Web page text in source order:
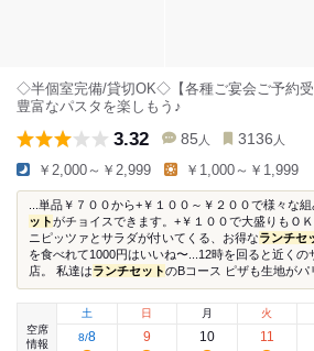
◇半個室完備/貸切OK◇【各種ご宴会ご予約
豊富なパスタを楽しもう♪
3.32 85 人 3136 人
￥2,000～￥2,999 ￥1,000～￥1,999
...単品￥７００から+￥１００～￥２００で様々な
ットがチョイスできます。+￥１００で大盛りもＯ
ニピッツァとサラダが付いてくる、お得なランチセ
を食べれて1000円はいいね〜...12時を回ると近く
店。 私達はランチセットのBコース ピザも生地がパ
空席
情報
土
8/8
日
9
月
10
火
11